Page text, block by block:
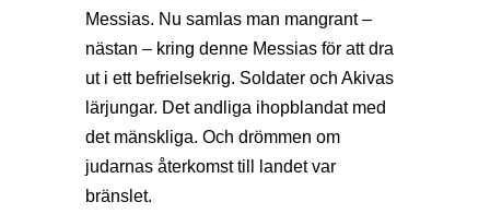
Messias. Nu samlas man mangrant –
nästan – kring denne Messias för att dra
ut i ett befrielsekrig. Soldater och Akivas
lärjungar. Det andliga ihopblandat med
det mänskliga. Och drömmen om
judarnas återkomst till landet var
bränslet.